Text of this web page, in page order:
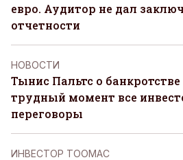
евро. Аудитор не дал
отчетности
НОВОСТИ
Тынис Пальтс о
трудный момент все
переговоры
ИНВЕСТОР ТООМАС